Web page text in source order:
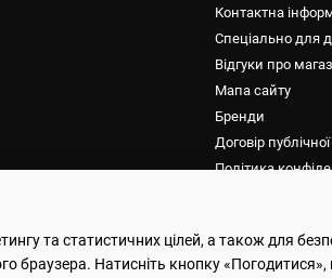
Контактна
Спеціально для
Відгуки про
Мапа сайту
Бренди
Договір
Політика
та статистичних цілей, а також для
браузера. Натисніть кнопку